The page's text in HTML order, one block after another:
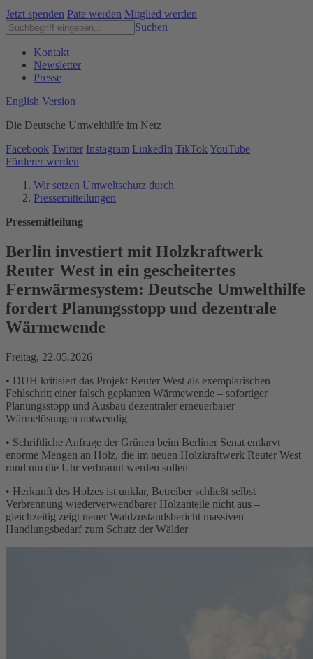
Jetzt spenden Pate werden Mitglied werden
Suchen
Kontakt
Newsletter
Presse
English Version
Die Deutsche Umwelthilfe im Netz
Facebook Twitter Instagram LinkedIn TikTok YouTube
Förderer werden
Wir setzen Umweltschutz durch
Pressemitteilungen
Pressemitteilung
Berlin investiert mit Holzkraftwerk
Reuter West in ein gescheitertes
Fernwärmesystem: Deutsche Umwelthilfe
fordert Planungsstopp und dezentrale
Wärmewende
Freitag, 22.05.2026
• DUH kritisiert das Projekt Reuter West als exemplarischen
Fehlschritt einer falsch geplanten Wärmewende – sofortiger
Planungsstopp und Ausbau dezentraler erneuerbarer
Wärmelösungen notwendig
• Schriftliche Anfrage der Grünen beim Berliner Senat entlarvt
enorme Mengen an Holz, die im neuen Holzkraftwerk Reuter West
rund um die Uhr verbrannt werden sollen
• Herkunft des Holzes ist unklar, Betreiber schließt selbst
Verbrennung wiederverwendbarer Holzanteile nicht aus –
gleichzeitig zeigt neuer Waldzustandsbericht massiven
Handlungsbedarf zum Schutz der Wälder